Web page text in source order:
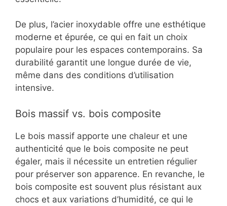
De plus, l’acier inoxydable offre une esthétique
moderne et épurée, ce qui en fait un choix
populaire pour les espaces contemporains. Sa
durabilité garantit une longue durée de vie,
même dans des conditions d’utilisation
intensive.
Bois massif vs. bois composite
Le bois massif apporte une chaleur et une
authenticité que le bois composite ne peut
égaler, mais il nécessite un entretien régulier
pour préserver son apparence. En revanche, le
bois composite est souvent plus résistant aux
chocs et aux variations d’humidité, ce qui le